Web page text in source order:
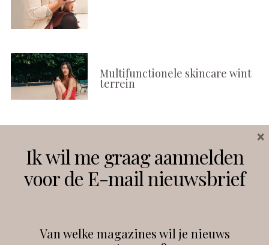
Multifunctionele skincare wint
terrein
Instagram Facebook
Ik wil me graag aanmelden
voor de E-mail nieuwsbrief
Van welke magazines wil je nieuws
×